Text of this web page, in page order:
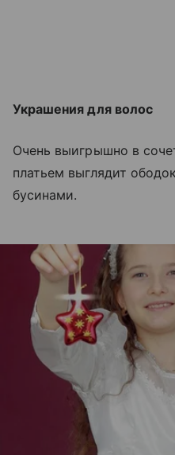
Украшения для волос
Очень выигрышно в
платьем выглядит
бусинами.